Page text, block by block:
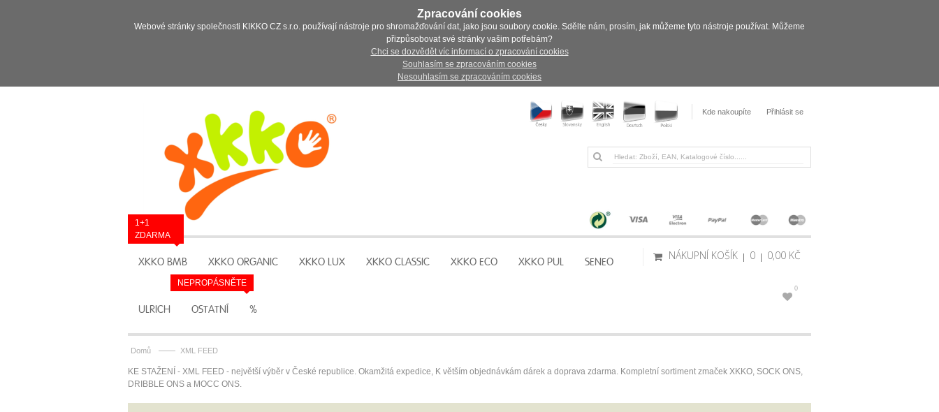
Zpracování cookies
Webové stránky společnosti KIKKO CZ s.r.o. používají nástroje pro shromažďování dat, jako jsou soubory cookie. Sdělte nám, prosím, jak můžeme tyto nástroje používat. Můžeme
přizpůsobovat své stránky vašim potřebám?
Chci se dozvědět víc informací o zpracování cookies
Souhlasím se zpracováním cookies
Nesouhlasím se zpracováním cookies
Kde nakoupíte Přihlásit se
XKKO BMB
1+1
ZDARMA
XKKO ORGANIC XKKO LUX XKKO CLASSIC XKKO ECO XKKO PUL SENEO
ULRICH OSTATNÍ %
NEPROPÁSNĚTE
NÁKUPNÍ KOŠÍK 0 0,00 KČ
0
Domů —— XML FEED
KE STAŽENÍ - XML FEED - největší výběr v České republice. Okamžitá expedice, K větším objednávkám dárek a doprava zdarma. Kompletní sortiment zmaček XKKO, SOCK ONS,
DRIBBLE ONS a MOCC ONS.